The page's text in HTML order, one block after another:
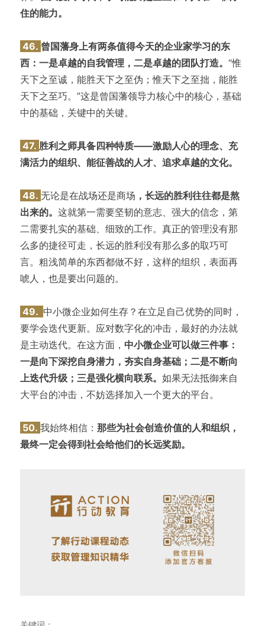
住的能力。
46. 曾国藩身上有两条值得今天的企业家学习的东
西：一是卓越的自我管理，二是卓越的团队打造。 “惟
天下之至诚，能胜天下之至伪；惟天下之至拙，能胜
天下之至巧。”这是曾国藩领导力核心中的核心，基础
中的基础，关键中的关键。
47. 胜利之师具备四种特质——激励人心的理念、充
满活力的组织、能征善战的人才、追求卓越的文化。
48. 无论是在战场还是商场 ，长远的胜利往往都是熬
出来的。 这就第一需要坚韧的意志、强大的信念，第
二需要扎实的基础、细致的工作。真正的管理没有那
么多的捷径可走，长远的胜利没有那么多的取巧可
言。粗浅简单的东西都做不好，这样的组织，表面再
唬人，也是要出问题的。
49. 中小微企业如何生存？在立足自己优势的同时，
要学会迭代更新。应对数字化的冲击，最好的办法就
是主动迭代。在这方面， 中小微企业可以做三件事：
一是向下深挖自身潜力，夯实自身基础；二是不断向
上迭代升级；三是强化横向联系。 如果无法抵御来自
大平台的冲击，不妨选择加入一个更大的平台。
50. 我始终相信： 那些为社会创造价值的人和组织，
最终一定会得到社会给他们的长远奖励。